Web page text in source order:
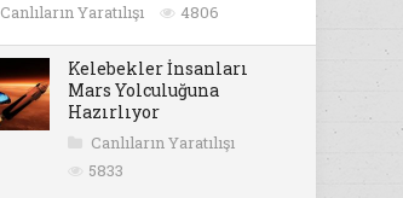
Canlıların Yaratılışı 4806
Kelebekler İnsanları
Mars Yolculuğuna
Hazırlıyor
Canlıların Yaratılışı
5833